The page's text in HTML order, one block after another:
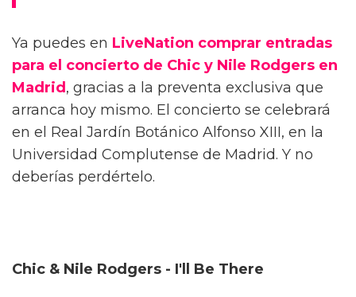
Ya puedes en LiveNation comprar entradas
para el concierto de Chic y Nile Rodgers en
Madrid , gracias a la preventa exclusiva que
arranca hoy mismo. El concierto se celebrará
en el Real Jardín Botánico Alfonso XIII, en la
Universidad Complutense de Madrid. Y no
deberías perdértelo.
Chic & Nile Rodgers - I'll Be There